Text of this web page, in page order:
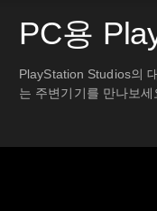
PC용
PlayStation Studios의
는 주변기기를 만나보세